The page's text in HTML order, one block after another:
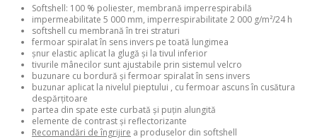
Softshell: 100 % poliester, membrană imperrespirabilă
impermeabilitate 5 000 mm, imperrespirabilitate 2 000 g/m²/24 h
softshell cu membrană în trei straturi
fermoar spiralat în sens invers pe toată lungimea
șnur elastic aplicat la glugă și la tivul inferior
tivurile mânecilor sunt ajustabile prin sistemul velcro
buzunare cu bordură și fermoar spiralat în sens invers
buzunar aplicat la nivelul pieptului , cu fermoar ascuns în cusătura
despărţitoare
partea din spate este curbată și puţin alungită
elemente de contrast și reflectorizante
Recomandări de îngrijire a produselor din softshell